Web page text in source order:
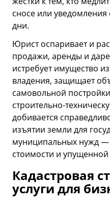
сносе или уведомления
дни.
Юрист оспаривает и
продажи, аренды и
истребует имущество
владения, защищает
самовольной
строительно-
добивается
изъятии земли для
муниципальных нужд
стоимости и
Кадастровая
услуги для